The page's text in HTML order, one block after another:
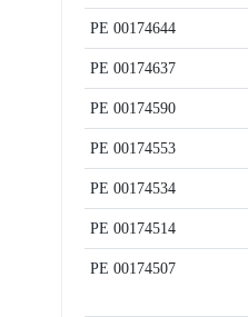
PE 00174644
PE 00174637
PE 00174590
PE 00174553
PE 00174534
PE 00174514
PE 00174507